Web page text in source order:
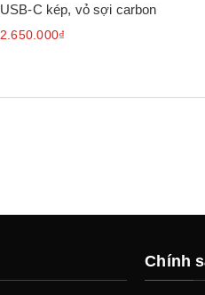
USB‑C kép, vỏ sợi carbon
2.650.000₫
Chính